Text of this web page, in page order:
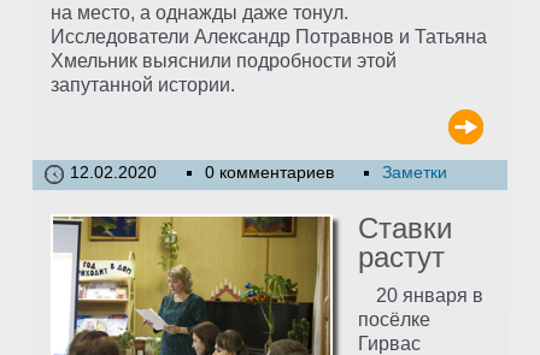
на место, а однажды даже тонул.
Исследователи Александр Потравнов и Татьяна
Хмельник выяснили подробности этой
запутанной истории.
12.02.2020 0 комментариев Заметки
Ставки
растут
20 января в
посёлке
Гирвас